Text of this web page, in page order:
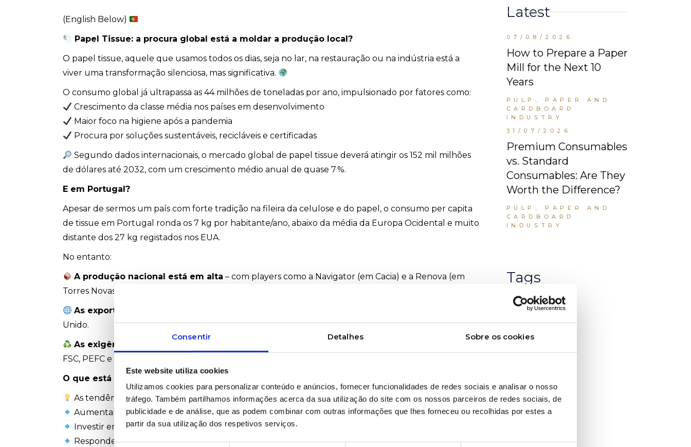
Consentir Detalhes Sobre os cookies
Este website utiliza cookies
Utilizamos cookies para personalizar conteúdo e anúncios, fornecer funcionalidades de redes sociais e analisar o nosso
tráfego. Também partilhamos informações acerca da sua utilização do site com os nossos parceiros de redes sociais, de
publicidade e de análise, que as podem combinar com outras informações que lhes forneceu ou recolhidas por estes a
partir da sua utilização dos respetivos serviços.
(English Below)
Papel Tissue: a procura global está a moldar a produção local?
O papel tissue, aquele que usamos todos os dias, seja no lar, na restauração ou na indústria está a
viver uma transformação silenciosa, mas significativa.
O consumo global já ultrapassa as 44 milhões de toneladas por ano, impulsionado por fatores como:
Crescimento da classe média nos países em desenvolvimento
Maior foco na higiene após a pandemia
Procura por soluções sustentáveis, recicláveis e certificadas
Segundo dados internacionais, o mercado global de papel tissue deverá atingir os 152 mil milhões
de dólares até 2032, com um crescimento médio anual de quase 7 %.
E em Portugal?
Apesar de sermos um país com forte tradição na fileira da celulose e do papel, o consumo per capita
de tissue em Portugal ronda os 7 kg por habitante/ano, abaixo da média da Europa Ocidental e muito
distante dos 27 kg registados nos EUA.
No entanto:
A produção nacional está em alta – com players como a Navigator (em Cacia) e a Renova (em
Torres Novas) a reforçarem capacidade instalada e a apostar na inovação.
As exportações ganham força
Unido.
As exigências ambientais estão a ser integradas
FSC, PEFC e EU Ecolabel, e maior atenção ao ciclo de vida dos produtos.
O que está a moldar a produção local?
As tendências globais estão a criar novas oportunidades para os produtores portugueses:
Aumentar a eficiência energética e a digitalização das linhas de produção
Investir em inovação de produto, com foco no conforto, absorção e sustentabilidade
Responder à procura crescente por produtos “premium” no retalho e na hotelaria
Latest
07/08/2026
How to Prepare a Paper
Mill for the Next 10
Years
PULP, PAPER AND
CARDBOARD
INDUSTRY
31/07/2026
Premium Consumables
vs. Standard
Consumables: Are They
Worth the Difference?
PULP, PAPER AND
CARDBOARD
INDUSTRY
Tags